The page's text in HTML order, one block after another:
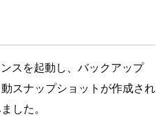
スを起動し、バックアップ
スナップショットが作成され
した。